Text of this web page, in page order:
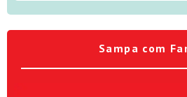
Sampa com